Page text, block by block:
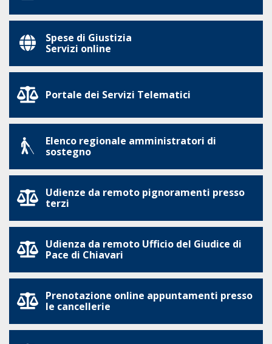
Spese di Giustizia
Servizi online
Portale dei Servizi Telematici
Elenco regionale amministratori di
sostegno
Udienze da remoto pignoramenti presso
terzi
Udienza da remoto Ufficio del Giudice di
Pace di Chiavari
Prenotazione online appuntamenti presso
le cancellerie